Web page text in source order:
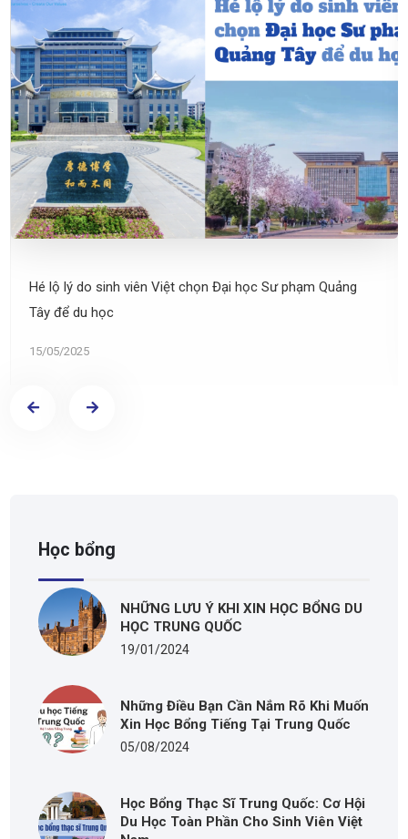
Hé lộ lý do sinh viên Việt chọn Đại học Sư phạm Quảng
Tây để du học
15/05/2025
Học bổng
NHỮNG LƯU Ý KHI XIN HỌC BỔNG DU
HỌC TRUNG QUỐC
19/01/2024
Những Điều Bạn Cần Nắm Rõ Khi Muốn
Xin Học Bổng Tiếng Tại Trung Quốc
05/08/2024
Học Bổng Thạc Sĩ Trung Quốc: Cơ Hội
Du Học Toàn Phần Cho Sinh Viên Việt